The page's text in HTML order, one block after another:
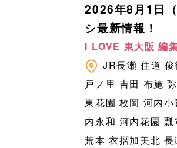
2026年8月1日
シ最新情報！
I LOVE 東大阪 編
JR長瀬 住道
戸ノ里 吉田 布施
東花園 枚岡 河内小
内永和 河内花園 瓢
荒本 衣摺加美北 長